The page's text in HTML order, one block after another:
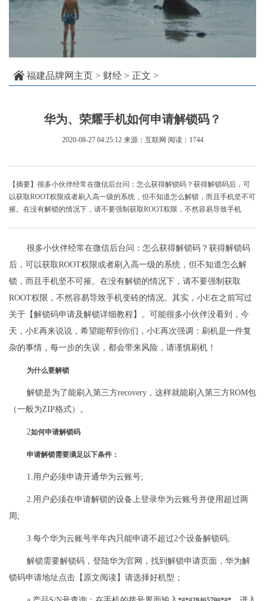
福建品牌网主页 > 财经 > 正文 >
华为、荣耀手机如何申请解锁码？
2020-08-27 04:25:12 来源：互联网 阅读：1744
【摘要】很多小伙伴经常在微信后台问：怎么获得解锁码？获得解锁码后，可
以获取ROOT权限或者刷入高一级的系统，但不知道怎么解锁，而且手机坚不可
摧。在没有解锁的情况下，请不要强制获取ROOT权限，不然容易导致手机
很多小伙伴经常在微信后台问：怎么获得解锁码？获得解锁码
后，可以获取ROOT权限或者刷入高一级的系统，但不知道怎么解
锁，而且手机坚不可摧。在没有解锁的情况下，请不要强制获取
ROOT权限，不然容易导致手机变砖的情况。其实，小E在之前写过
关于【解锁码申请及解锁详细教程】。可能很多小伙伴没看到，今
天，小E再来说说，希望能帮到你们，小E再次强调：刷机是一件复
杂的事情，每一步的失误，都会带来风险，请谨慎刷机！
为什么要解锁
解锁是为了能刷入第三方recovery，这样就能刷入第三方ROM包
（一般为ZIP格式）。
2如何申请解锁码
申请解锁需要满足以下条件：
1.用户必须申请开通华为云账号;
2.用户必须在申请解锁的设备上登录华为云账号并使用超过两
周;
3.每个华为云账号半年内只能申请不超过2个设备解锁码;
解锁需要解锁码，登陆华为官网，找到解锁申请页面，华为解
锁码申请地址点击【原文阅读】请选择好机型；